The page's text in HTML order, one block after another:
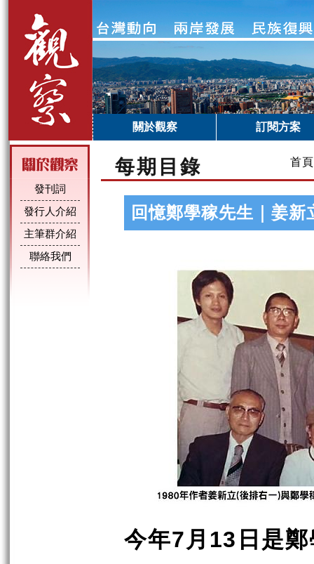
關於觀察 訂閱方案
發刊詞
發行人介紹
主筆群介紹
聯絡我們
每期目錄 首頁
回憶鄭學稼先生｜姜新
今年7月 13 日是